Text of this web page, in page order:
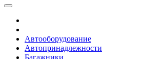
Автооборудование
Автопринадлежности
Багажники